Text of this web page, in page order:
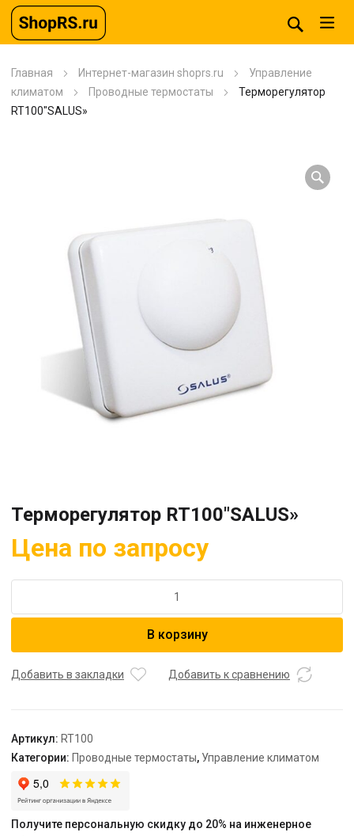
Главная Интернет-магазин shoprs.ru
Управление
климатом
Проводные термостаты
Терморегулятор
RT100″SALUS»
Терморегулятор RT100″SALUS»
Цена по запросу
Терморегулятор
В корзину
Добавить в закладки Добавить к сравнению
Артикул: RT100
Категории: Проводные термостаты, Управление климатом
Получите персональную скидку до 20% на инженерное